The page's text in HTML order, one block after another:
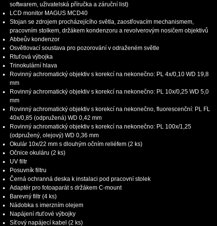
softwarem, uživatelská příručka a záruční list)
LCD monitor MAGUS MCD40
Stojan se zdrojem procházejícího světla, zaostřovacím mechanismem,
pracovním stolkem, držákem kondenzoru a revolverovým nosičem objektivů
Abbeův kondenzor
Osvětlovací soustava pro pozorování v odraženém světle
Rtuťová výbojka
Trinokulární hlava
Rovinný achromatický objektiv s korekcí na nekonečno: PL 4x/0,10 WD 19,8
mm
Rovinný achromatický objektiv s korekcí na nekonečno: PL 10x/0,25 WD 5,0
mm
Rovinný achromatický objektiv s korekcí na nekonečno, fluorescenční: PL FL
40x/0,85 (odpružená) WD 0,42 mm
Rovinný achromatický objektiv s korekcí na nekonečno: PL 100x/1,25
(odpružený, olejový) WD 0,36 mm
Okulár 10x/22 mm s dlouhým očním reliéfem (2 ks)
Očnice okuláru (2 ks)
UV filtr
Posuvník filtru
Černá ochranná deska k instalaci pod pracovní stolek
Adaptér pro fotoaparát s držákem C-mount
Barevný filtr (4 ks)
Nádobka s imerzním olejem
Napájení rtuťové výbojky
Síťový napájecí kabel (2 ks)